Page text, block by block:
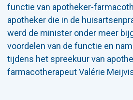
functie van apotheker-
apotheker die in de
werd de minister onder meer
voordelen van de functie en
tijdens het spreekuur van
farmacotherapeut Valérie